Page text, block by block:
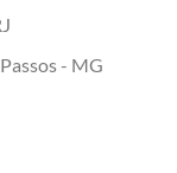
- MG